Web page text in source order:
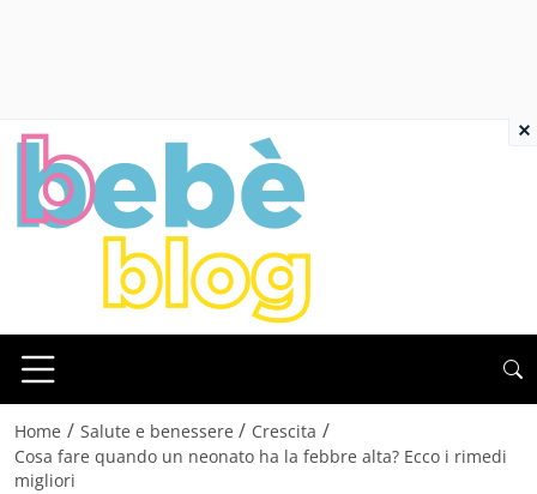
Home / Salute e benessere / Crescita /
Cosa fare quando un neonato ha la febbre alta? Ecco i rimedi
migliori
×